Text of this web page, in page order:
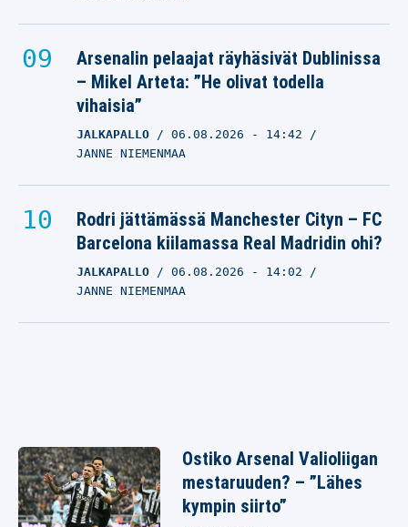
Arsenalin pelaajat räyhäsivät Dublinissa
– Mikel Arteta: ”He olivat todella
vihaisia”
JALKAPALLO 06.08.2026 - 14:42
JANNE NIEMENMAA
Rodri jättämässä Manchester Cityn – FC
Barcelona kiilamassa Real Madridin ohi?
JALKAPALLO 06.08.2026 - 14:02
JANNE NIEMENMAA
Ostiko Arsenal Valioliigan
mestaruuden? – ”Lähes
kympin siirto”